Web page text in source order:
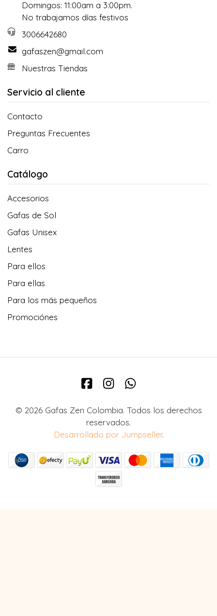
Domingos: 11:00am a 3:00pm.
No trabajamos días festivos
3006642680
gafaszen@gmail.com
Nuestras Tiendas
Servicio al cliente
Contacto
Preguntas Frecuentes
Carro
Catálogo
Accesorios
Gafas de Sol
Gafas Unisex
Lentes
Para ellos
Para ellas
Para los más pequeños
Promociónes
© 2026 Gafas Zen Colombia. Todos los derechos
reservados.
Desarrollado por Jumpseller.